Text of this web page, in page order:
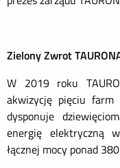
Zielony Zwrot
W 2019 roku
akwizycję pięciu farm
dysponuje
energię elektryczną
łącznej mocy ponad